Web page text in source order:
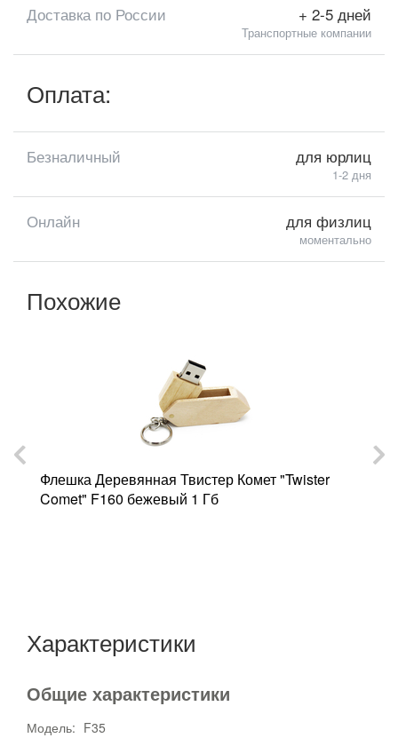
Доставка по России + 2-5 дней
Транспортные компании
Оплата:
Безналичный для юрлиц
1-2 дня
Онлайн для физлиц
моментально
Похожие
Флешка Деревянная Твистер Комет "Twister
Comet" F160 бежевый 1 Гб
Характеристики
Общие характеристики
Модель: F35